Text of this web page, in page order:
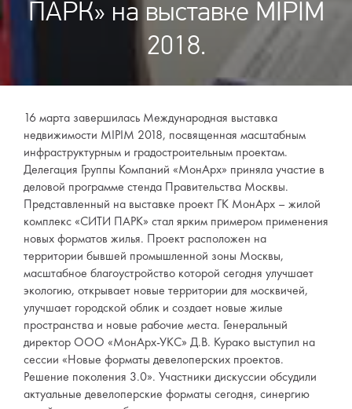
ПАРК» на выставке MIPIM
2018.
16 марта завершилась Международная выставка
недвижимости МIPIM 2018, посвященная масштабным
инфраструктурным и градостроительным проектам.
Делегация Группы Компаний «МонАрх» приняла участие в
деловой программе стенда Правительства Москвы.
Представленный на выставке проект ГК МонАрх – жилой
комплекс «СИТИ ПАРК» стал ярким примером применения
новых форматов жилья. Проект расположен на
территории бывшей промышленной зоны Москвы,
масштабное благоустройство которой сегодня улучшает
экологию, открывает новые территории для москвичей,
улучшает городской облик и создает новые жилые
пространства и новые рабочие места. Генеральный
директор ООО «МонАрх-УКС» Д.В. Курако выступил на
сессии «Новые форматы девелоперских проектов.
Решение поколения 3.0». Участники дискуссии обсудили
актуальные девелоперские форматы сегодня, синергию